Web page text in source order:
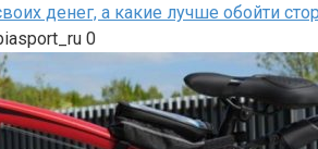
денег, а какие лучше обойти
0